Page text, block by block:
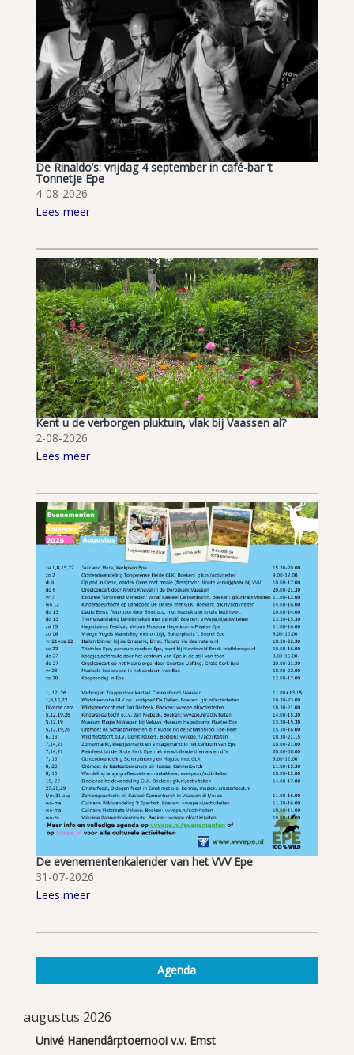
De Rinaldo’s: vrijdag 4 september in café-bar ’t
Tonnetje Epe
4-08-2026
Lees meer
Kent u de verborgen pluktuin, vlak bij Vaassen al?
2-08-2026
Lees meer
De evenementenkalender van het VVV Epe
31-07-2026
Lees meer
Agenda
augustus 2026
Univé Hanendârptoernooi v.v. Emst